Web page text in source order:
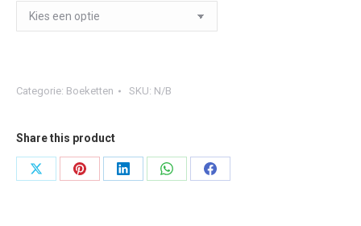
Categorie: Boeketten SKU: N/B
Share this product
Share
Share
Share
Share
Share